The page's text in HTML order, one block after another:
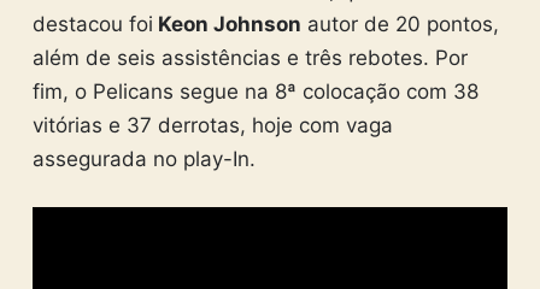
destacou foi Keon Johnson autor de 20 pontos,
além de seis assistências e três rebotes. Por
fim, o Pelicans segue na 8ª colocação com 38
vitórias e 37 derrotas, hoje com vaga
assegurada no play-In.